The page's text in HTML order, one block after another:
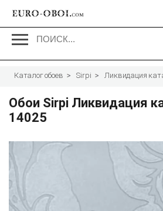
EURO-OBOI.com
Каталог обоев Sirpi Ликвидация
Обои Sirpi Ликвидация
14025